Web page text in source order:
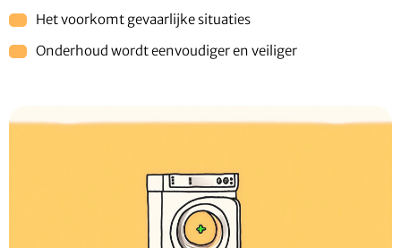
Het voorkomt gevaarlijke situaties
Onderhoud wordt eenvoudiger en veiliger